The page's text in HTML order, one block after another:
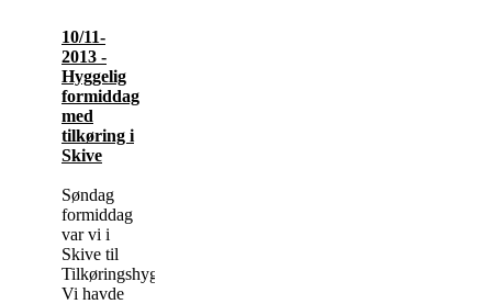
10/11-
2013 -
Hyggelig
formiddag
med
tilkøring i
Skive
Søndag
formiddag
var vi i
Skive til
Tilkøringshygge.
Vi havde